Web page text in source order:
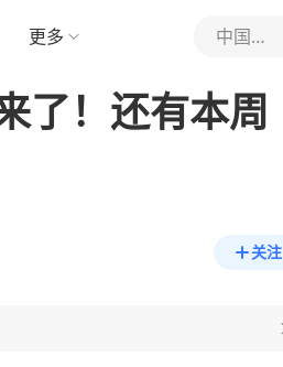
更多 中国微祁阳
了！还有本周
关注